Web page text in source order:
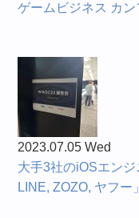
ゲームビジネス カ
2023.07.05 Wed
大手3社のiOSエン
LINE, ZOZO, ヤフ